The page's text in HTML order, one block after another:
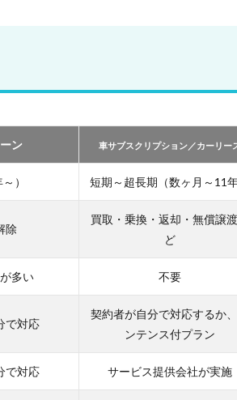
ン 車サブスクリプション／カーリー
） 短期～超長期（数ヶ月～11年
除
買取・乗換・返却・無償譲
ど
多い 不要
で対応
契約者が自分で対応するか
ンテンス付プラン
で対応 サービス提供会社が実施